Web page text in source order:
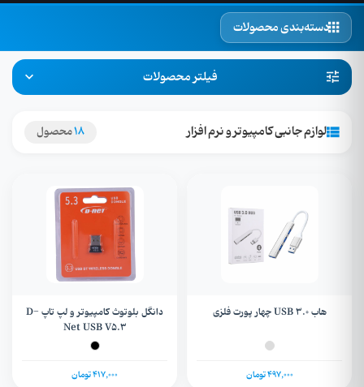
دسته‌بندی محصولات
فیلتر محصولات
لوازم جانبی کامپیوتر و نرم افزار 18محصول
هاب USB 3.0 چهار پورت فلزی
497,000 تومان
دانگل بلوتوث کامپیوتر و لپ تاپ D-
Net USB V5.3
417,000 تومان